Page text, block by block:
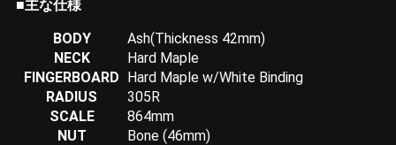
■主な仕様
BODY
Ash(Thickness 42mm)
NECK
Hard Maple
FINGERBOARD Hard Maple w/White Binding
RADIUS
305R
SCALE
864mm
NUT
Bone (46mm)